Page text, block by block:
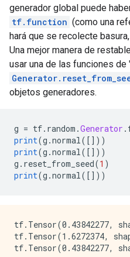
generador global puede
tf.function (como una
hará que se recolecte
Una mejor manera de
usar una de las funciones
objetos generadores.
g = tf. random .Generator .
print(g .normal([]))
print(g .normal([]))
g . reset_from_seed(1 )
print(g .normal([]))
tf.Tensor(0.43842277,
tf.Tensor(1.6272374,